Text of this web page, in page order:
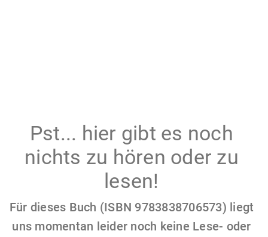
Pst... hier gibt es noch
nichts zu hören oder zu
lesen!
Für dieses Buch (ISBN 9783838706573) liegt
uns momentan leider noch keine Lese- oder